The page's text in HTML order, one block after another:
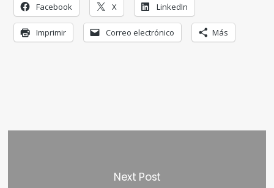
Facebook X LinkedIn
Imprimir Correo electrónico Más
Next Post